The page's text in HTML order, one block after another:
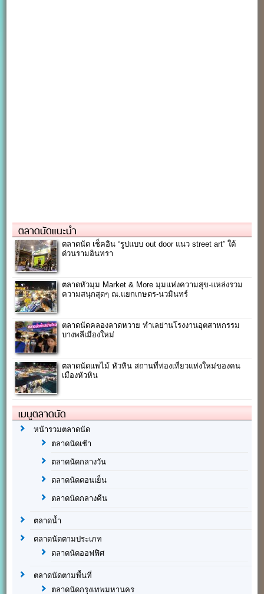
ตลาดนัดแนะนำ
ตลาดนัด เช็คอิน “รูปแบบ out door แนว street art” ใต้
ด่วนรามอินทรา
ตลาดหัวมุม Market & More มุมแห่งความสุข-แหล่งรวม
ความสนุกสุดๆ ณ.แยกเกษตร-นวมินทร์
ตลาดนัดคลองลาดหวาย ทำเลย่านโรงงานอุตสาหกรรม
บางพลีเมืองใหม่
ตลาดนัดแพไม้ หัวหิน สถานที่ท่องเที่ยวแห่งใหม่ของคน
เมืองหัวหิน
เมนูตลาดนัด
หน้ารวมตลาดนัด
ตลาดนัดเช้า
ตลาดนัดกลางวัน
ตลาดนัดตอนเย็น
ตลาดนัดกลางคืน
ตลาดน้ำ
ตลาดนัดตามประเภท
ตลาดนัดออฟฟิศ
ตลาดนัดตามพื้นที่
ตลาดนัดกรุงเทพมหานคร